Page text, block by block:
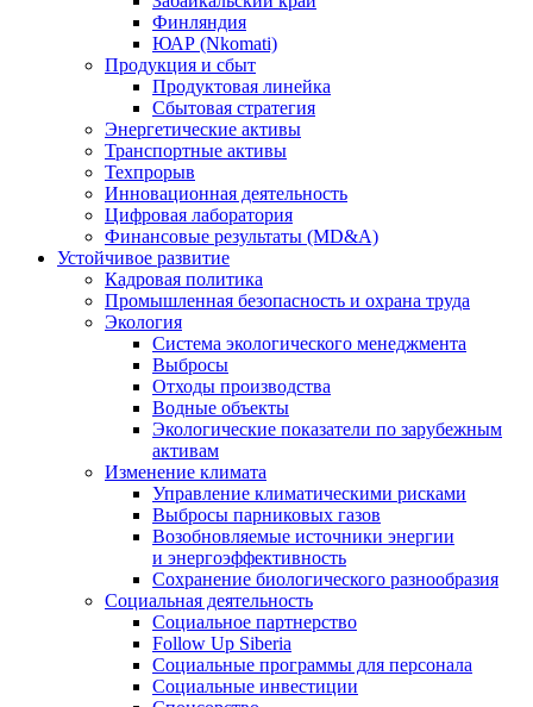
Финляндия
ЮАР (Nkomati)
Продукция и сбыт
Продуктовая линейка
Сбытовая стратегия
Энергетические активы
Транспортные активы
Техпрорыв
Инновационная деятельность
Цифровая лаборатория
Финансовые результаты (MD&A)
Устойчивое развитие
Кадровая политика
Промышленная безопасность и охрана труда
Экология
Система экологического менеджмента
Выбросы
Отходы производства
Водные объекты
Экологические показатели по зарубежным
активам
Изменение климата
Управление климатическими рисками
Выбросы парниковых газов
Возобновляемые источники энергии
и энергоэффективность
Сохранение биологического разнообразия
Социальная деятельность
Социальное партнерство
Follow Up Siberia
Социальные программы для персонала
Социальные инвестиции